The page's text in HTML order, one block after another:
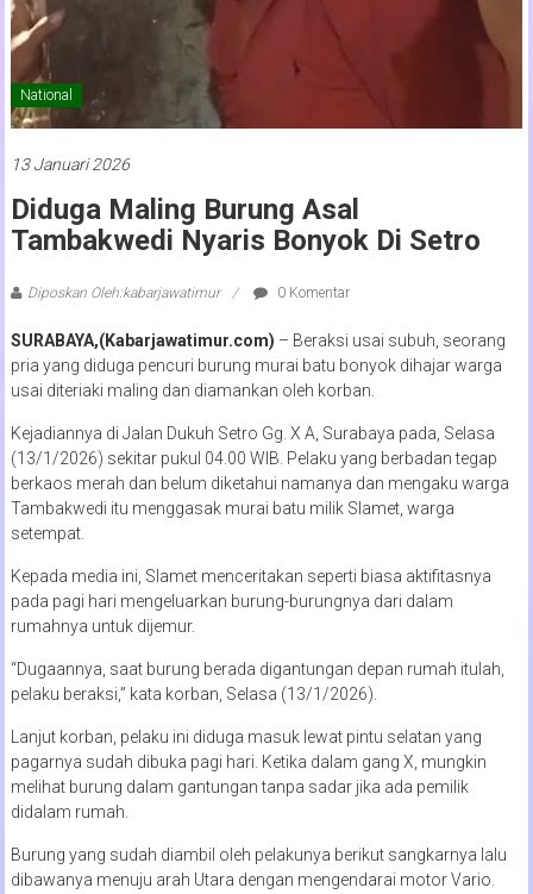
National
13 Januari 2026
Diduga Maling Burung Asal
Tambakwedi Nyaris Bonyok Di Setro
Diposkan Oleh:kabarjawatimur 0 Komentar
SURABAYA,(Kabarjawatimur.com) – Beraksi usai subuh, seorang
pria yang diduga pencuri burung murai batu bonyok dihajar warga
usai diteriaki maling dan diamankan oleh korban.
Kejadiannya di Jalan Dukuh Setro Gg. X A, Surabaya pada, Selasa
(13/1/2026) sekitar pukul 04.00 WIB. Pelaku yang berbadan tegap
berkaos merah dan belum diketahui namanya dan mengaku warga
Tambakwedi itu menggasak murai batu milik Slamet, warga
setempat.
Kepada media ini, Slamet menceritakan seperti biasa aktifitasnya
pada pagi hari mengeluarkan burung-burungnya dari dalam
rumahnya untuk dijemur.
“Dugaannya, saat burung berada digantungan depan rumah itulah,
pelaku beraksi,” kata korban, Selasa (13/1/2026).
Lanjut korban, pelaku ini diduga masuk lewat pintu selatan yang
pagarnya sudah dibuka pagi hari. Ketika dalam gang X, mungkin
melihat burung dalam gantungan tanpa sadar jika ada pemilik
didalam rumah.
Burung yang sudah diambil oleh pelakunya berikut sangkarnya lalu
dibawanya menuju arah Utara dengan mengendarai motor Vario.